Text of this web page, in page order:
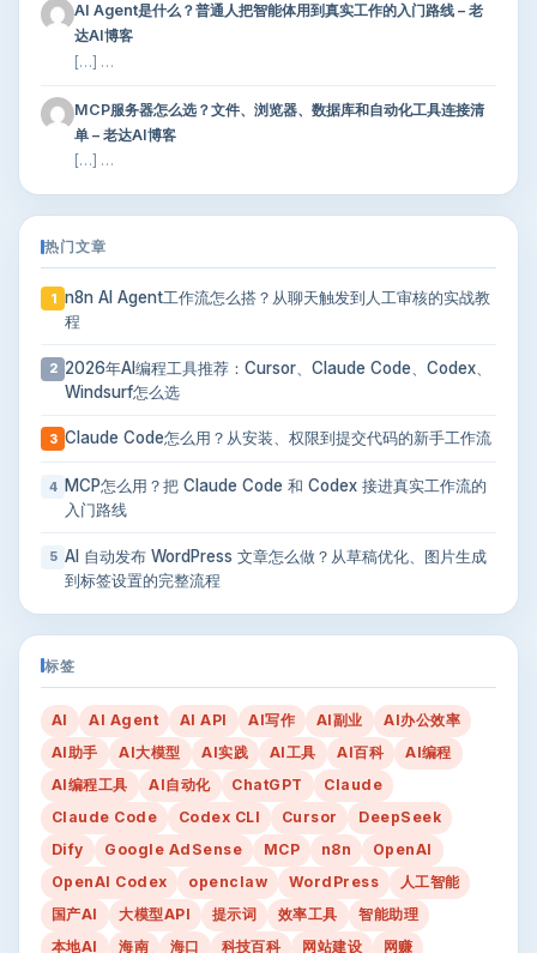
AI Agent是什么？普通人把智能体用到真实工作的入门路线 – 老
达AI博客
[…] …
MCP服务器怎么选？文件、浏览器、数据库和自动化工具连接清
单 – 老达AI博客
[…] …
热门文章
1 n8n AI Agent工作流怎么搭？从聊天触发到人工审核的实战教
程
2 2026年AI编程工具推荐：Cursor、Claude Code、Codex、
Windsurf怎么选
3 Claude Code怎么用？从安装、权限到提交代码的新手工作流
4
MCP怎么用？把 Claude Code 和 Codex 接进真实工作流的
入门路线
5 AI 自动发布 WordPress 文章怎么做？从草稿优化、图片生成
到标签设置的完整流程
标签
AI AI Agent AI API AI写作 AI副业
AI办公效率
AI助手
AI大模型 AI实践 AI工具 AI百科
AI编程
AI编程工具
AI自动化 ChatGPT
Claude
Claude Code
Codex CLI Cursor
DeepSeek
Dify
Google AdSense MCP n8n
OpenAI
OpenAI Codex
openclaw WordPress
人工智能
国产AI
大模型API 提示词 效率工具
智能助理
本地AI
海南 海口 科技百科 网站建设 网赚